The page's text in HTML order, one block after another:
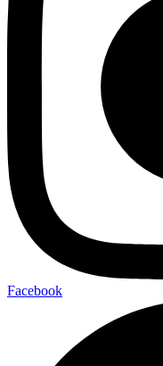
Facebook